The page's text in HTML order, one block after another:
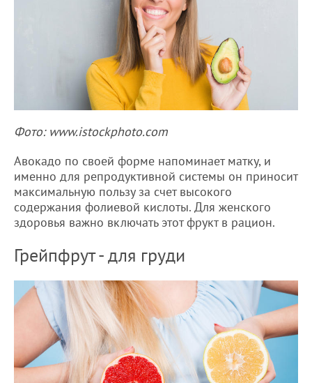
Фото: www.istockphoto.com
Авокадо по своей форме напоминает матку, и
именно для репродуктивной системы он приносит
максимальную пользу за счет высокого
содержания фолиевой кислоты. Для женского
здоровья важно включать этот фрукт в рацион.
Грейпфрут - для груди